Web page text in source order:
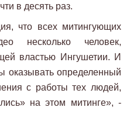
в десять раз.
что всех митингующих
несколько человек,
властью Ингушетии. И
оказывать определенный
с работы тех людей,
на этом митинге», -